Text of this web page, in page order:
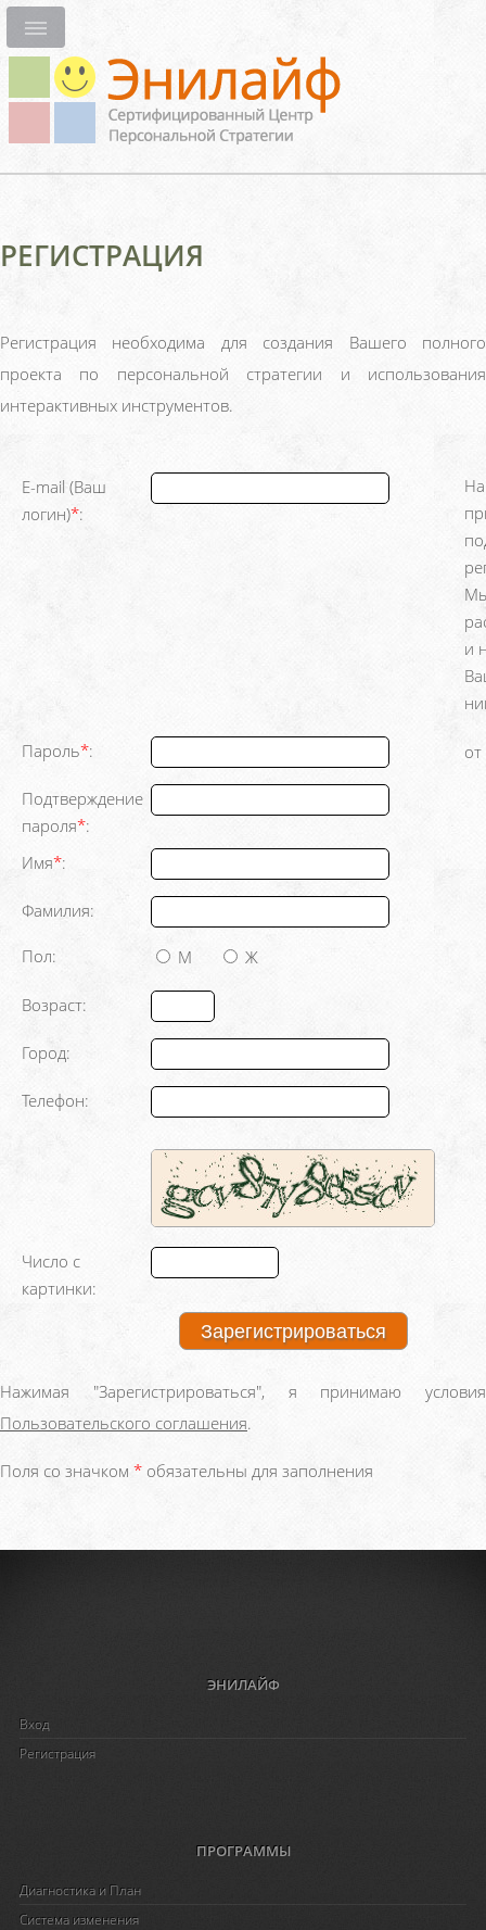
РЕГИСТРАЦИЯ
Регистрация необходима для создания Вашего полного
проекта по персональной стратегии и использования
интерактивных инструментов.
E-mail (Ваш
логин)*:
и
Пароль*:
Подтверждение
пароля*:
Имя*:
Фамилия:
Пол: М Ж
Возраст:
Город:
Телефон:
Число с
картинки:
Нажимая "Зарегистрироваться", я принимаю условия
Пользовательского соглашения.
Поля со значком * обязательны для заполнения
ЭНИЛАЙФ
Вход
Регистрация
ПРОГРАММЫ
Диагностика и План
Система изменения